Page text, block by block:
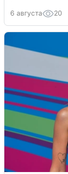
6 августа 20